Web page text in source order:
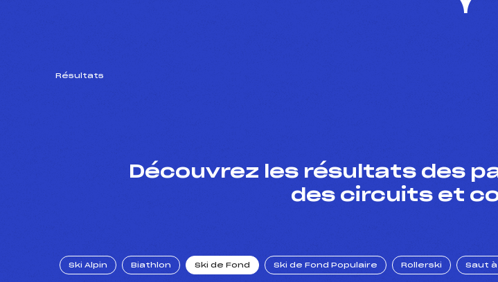
Résultats
Découvrez les résultats des
des circuits et
Ski Alpin Biathlon Ski de Fond Ski de Fond Populaire Rollerski Saut à